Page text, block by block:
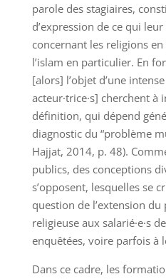
parole des stagiaires,
d’expression de ce qui
concernant les religions
l’islam en particulier. En
[alors] l’objet d’une
acteur·trice·s] cherchent
définition, qui dépend
diagnostic du “problème
Hajjat, 2014, p. 48).
publics, des conceptions
s’opposent, lesquelles se
question de l’extension
religieuse aux salarié·e·s
enquêtées, voire parfois à
Dans ce cadre, les